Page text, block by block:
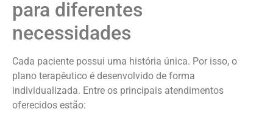
para diferentes
necessidades
Cada paciente possui uma história única. Por isso, o
plano terapêutico é desenvolvido de forma
individualizada. Entre os principais atendimentos
oferecidos estão: